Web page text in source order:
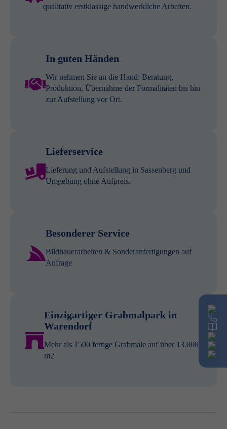
qualitativ erstklassige handwerkliche Arbeiten.
In guten Händen
Wir nehmen Sie an die Hand: Beratung,
Produktion, Übernahme der Formalitäten bis hin
zur Aufstellung vor Ort.
Lieferservice
Lieferung und Aufstellung in Sassenberg und
Umgebung ohne Aufpreis.
Besonderer Service
Bildhauerarbeiten & Sonderanfertigungen auf
Anfrage
Einzigartiger Grabmalpark in
Warendorf
Mehr als 1500 fertige Grabmale auf über 13.000
m2